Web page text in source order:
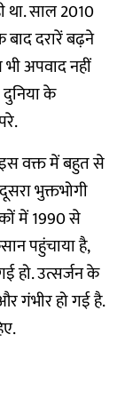
साल 2010
दरारें बढ़ने
भी अपवाद नहीं
के
वक्त में बहुत से
भुक्तभोगी
में 1990 से
पहुंचाया है,
हो. उत्सर्जन के
गंभीर हो गई है.